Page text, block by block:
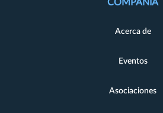
COMPAÑÍA
Acerca de
Eventos
Asociaciones